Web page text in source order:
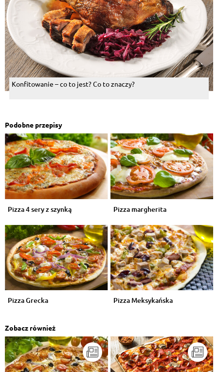
Konfitowanie – co to jest? Co to znaczy?
Podobne przepisy
Pizza 4 sery z szynką Pizza margherita
Pizza Grecka Pizza Meksykańska
Zobacz również